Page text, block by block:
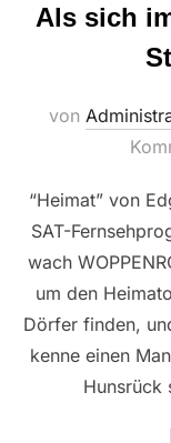
Als sich
von
“Heimat” von
SAT-
wach
um den
Dörfer finden,
kenne einen
Hunsrück